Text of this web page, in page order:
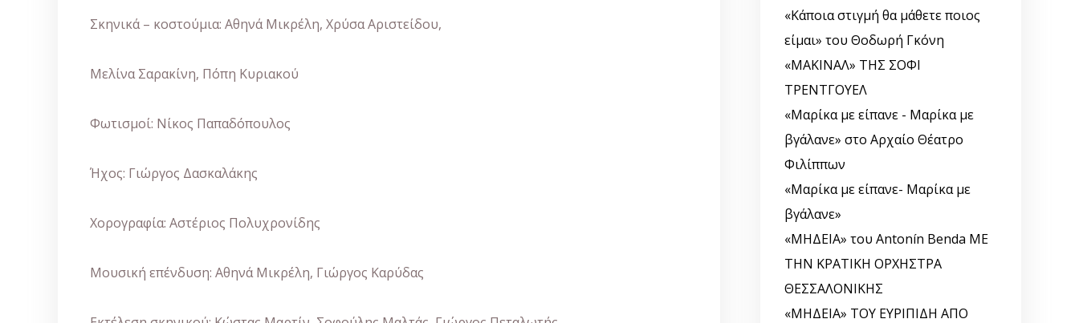
Σκηνικά – κοστούμια: Αθηνά Μικρέλη, Χρύσα Αριστείδου,
Μελίνα Σαρακίνη, Πόπη Κυριακού
Φωτισμοί: Νίκος Παπαδόπουλος
Ήχος: Γιώργος Δασκαλάκης
Χορογραφία: Αστέριος Πολυχρονίδης
Μουσική επένδυση: Αθηνά Μικρέλη, Γιώργος Καρύδας
«Κάποια στιγμή θα μάθετε ποιος
είμαι» του Θοδωρή Γκόνη
«ΜΑΚΙΝΑΛ» ΤΗΣ ΣΟΦΙ
ΤΡΕΝΤΓΟΥΕΛ
«Μαρίκα με είπανε - Μαρίκα με
βγάλανε» στο Αρχαίο Θέατρο
Φιλίππων
«Μαρίκα με είπανε- Μαρίκα με
βγάλανε»
«ΜΗΔΕΙΑ» του Antonín Benda ΜΕ
ΤΗΝ ΚΡΑΤΙΚΗ ΟΡΧΗΣΤΡΑ
ΘΕΣΣΑΛΟΝΙΚΗΣ
«ΜΗΔΕΙΑ» ΤΟΥ ΕΥΡΙΠΙΔΗ ΑΠΟ